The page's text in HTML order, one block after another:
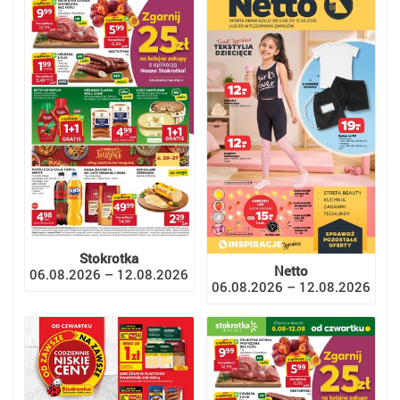
Stokrotka
06.08.2026 – 12.08.2026
Netto
06.08.2026 – 12.08.2026